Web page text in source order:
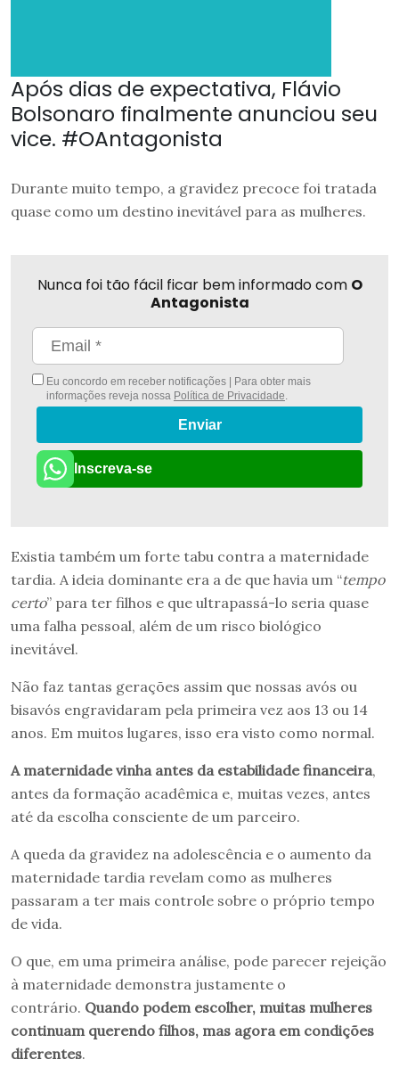
Após dias de expectativa, Flávio
Bolsonaro finalmente anunciou seu
vice. #OAntagonista
Durante muito tempo, a gravidez precoce foi tratada
quase como um destino inevitável para as mulheres.
Nunca foi tão fácil ficar bem informado com O
Antagonista
Eu concordo em receber notificações | Para obter mais
informações reveja nossa Política de Privacidade.
Enviar
Inscreva-se
Existia também um forte tabu contra a maternidade
tardia. A ideia dominante era a de que havia um “tempo
certo” para ter filhos e que ultrapassá-lo seria quase
uma falha pessoal, além de um risco biológico
inevitável.
Não faz tantas gerações assim que nossas avós ou
bisavós engravidaram pela primeira vez aos 13 ou 14
anos. Em muitos lugares, isso era visto como normal.
A maternidade vinha antes da estabilidade financeira,
antes da formação acadêmica e, muitas vezes, antes
até da escolha consciente de um parceiro.
A queda da gravidez na adolescência e o aumento da
maternidade tardia revelam como as mulheres
passaram a ter mais controle sobre o próprio tempo
de vida.
O que, em uma primeira análise, pode parecer rejeição
à maternidade demonstra justamente o
contrário. Quando podem escolher, muitas mulheres
continuam querendo filhos, mas agora em condições
diferentes.